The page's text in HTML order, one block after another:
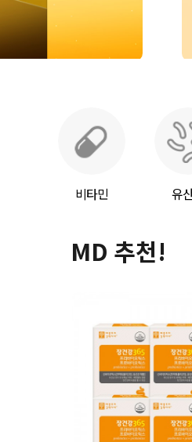
비타민 유
MD 추천!